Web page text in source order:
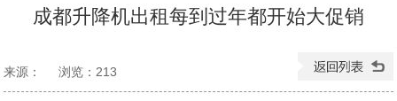
成都升降机出租每到过年都开始大促销
来源： 浏览： 213